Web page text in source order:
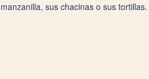
manzanilla, sus chacinas o sus tortillas.